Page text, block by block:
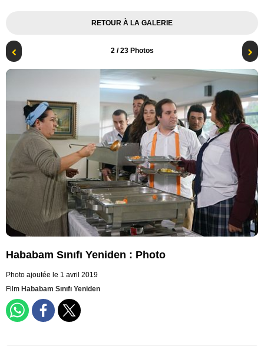
RETOUR À LA GALERIE
2/ 23 Photos
Hababam Sınıfı Yeniden : Photo
Photo ajoutée le 1 avril 2019
Film Hababam Sınıfı Yeniden